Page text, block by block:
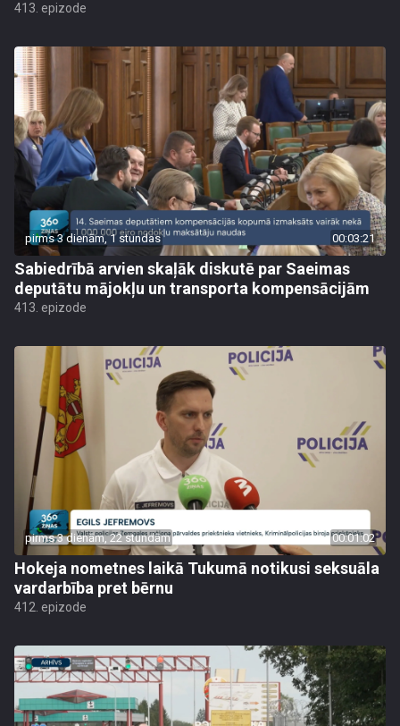
413. epizode
pirms 3 dienām, 1 stundas 00:03:21
Sabiedrībā arvien skaļāk diskutē par Saeimas
deputātu mājokļu un transporta kompensācijām
413. epizode
pirms 3 dienām, 22 stundām 00:01:02
Hokeja nometnes laikā Tukumā notikusi seksuāla
vardarbība pret bērnu
412. epizode